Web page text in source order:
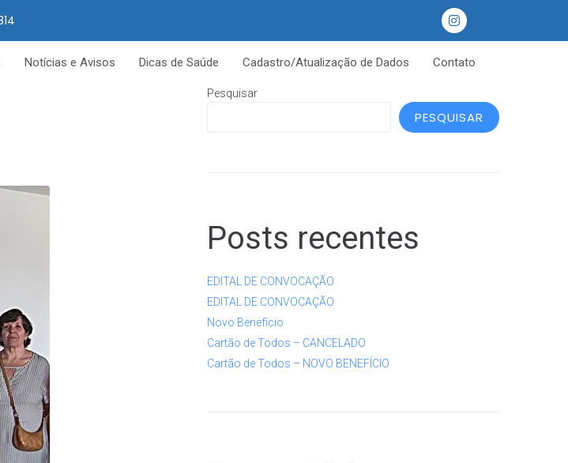
Notícias e Avisos Dicas de Saúde Cadastro/Atualização de Dados Contato
Pesquisar
PESQUISAR
Posts recentes
EDITAL DE CONVOCAÇÃO
EDITAL DE CONVOCAÇÃO
Novo Benefício
Cartão de Todos – CANCELADO
Cartão de Todos – NOVO BENEFÍCIO